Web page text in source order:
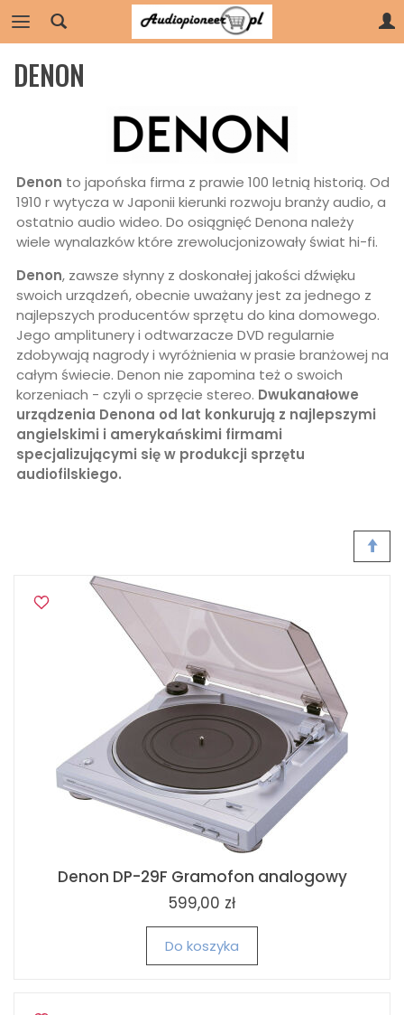
DENON
Denon to japońska firma z prawie 100 letnią historią. Od
1910 r wytycza w Japonii kierunki rozwoju branży audio, a
ostatnio audio wideo. Do osiągnięć Denona należy
wiele wynalazków które zrewolucjonizowały świat hi-fi.
Denon, zawsze słynny z doskonałej jakości dźwięku
swoich urządzeń, obecnie uważany jest za jednego z
najlepszych producentów sprzętu do kina domowego.
Jego amplitunery i odtwarzacze DVD regularnie
zdobywają nagrody i wyróżnienia w prasie branżowej na
całym świecie. Denon nie zapomina też o swoich
korzeniach - czyli o sprzęcie stereo. Dwukanałowe
urządzenia Denona od lat konkurują z najlepszymi
angielskimi i amerykańskimi firmami
specjalizującymi się w produkcji sprzętu
audiofilskiego.
Denon DP-29F Gramofon analogowy
599,00 zł
Do koszyka